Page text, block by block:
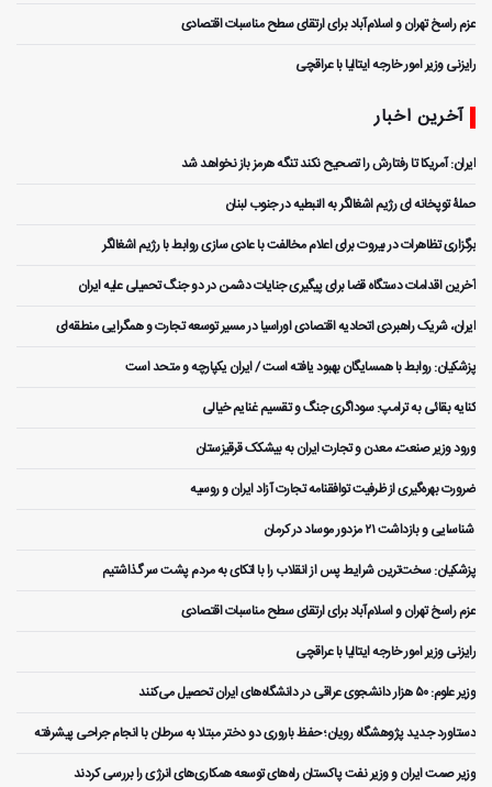
عزم راسخ تهران و اسلام‌آباد برای ارتقای سطح مناسبات اقتصادی
رایزنی وزیر امور خارجه ایتالیا با عراقچی
آخرین اخبار
ایران: آمریکا تا رفتارش را تصحیح نکند تنگه هرمز باز نخواهد شد
حملۀ توپخانه ای رژیم اشغالگر به النبطیه در جنوب لبنان
برگزاری تظاهرات در بیروت برای اعلام مخالفت با عادی سازی روابط با رژیم اشغالگر
آخرین اقدامات دستگاه قضا برای پیگیری جنایات دشمن در دو جنگ تحمیلی علیه ایران
ایران، شریک راهبردی اتحادیه اقتصادی اوراسیا در مسیر توسعه تجارت و همگرایی منطقه‌ای
پزشکیان: روابط با همسایگان بهبود یافته است / ایران یکپارچه و متحد است
کنایه بقائی به ترامپ: سوداگری جنگ و تقسیم غنایم خیالی
ورود وزیر صنعت، معدن و تجارت ایران به بیشکک قرقیزستان
ضرورت بهره‌گیری از ظرفیت توافقنامه تجارت آزاد ایران و روسیه
️ شناسایی و بازداشت ۲۱ مزدور موساد در کرمان
پزشکیان: سخت‌ترین شرایط پس از انقلاب را با اتکای به مردم پشت سر گذاشتیم
عزم راسخ تهران و اسلام‌آباد برای ارتقای سطح مناسبات اقتصادی
رایزنی وزیر امور خارجه ایتالیا با عراقچی
وزیر علوم: ۵۰ هزار دانشجوی عراقی در دانشگاه‌های ایران تحصیل می‌کنند
دستاورد جدید پژوهشگاه رویان؛ حفظ باروری دو دختر مبتلا به سرطان با انجام جراحی پیشرفته
وزیر صمت ایران و وزیر نفت پاکستان راه‌های توسعه همکاری‌های انرژی را بررسی کردند